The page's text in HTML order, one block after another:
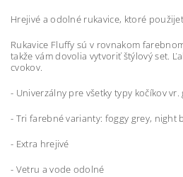
Hrejivé a odolné rukavice, ktoré
Rukavice Fluffy sú v rovnakom
takže vám dovolia vytvoriť štýlový set.
cvokov.
- Univerzálny pre všetky typy kočíkov vr.
- Tri farebné varianty: foggy grey, night
- Extra hrejivé
- Vetru a vode odolné